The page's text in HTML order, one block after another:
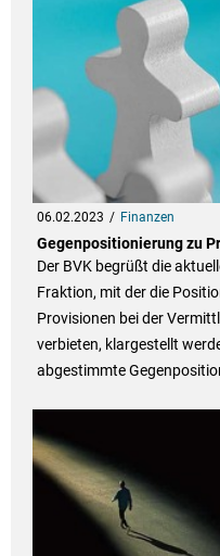
06.02.2023 Finanzen
Gegenpositionierung zu
Der BVK begrüßt die
Fraktion, mit der die
Provisionen bei der
verbieten, klargestellt
abgestimmte